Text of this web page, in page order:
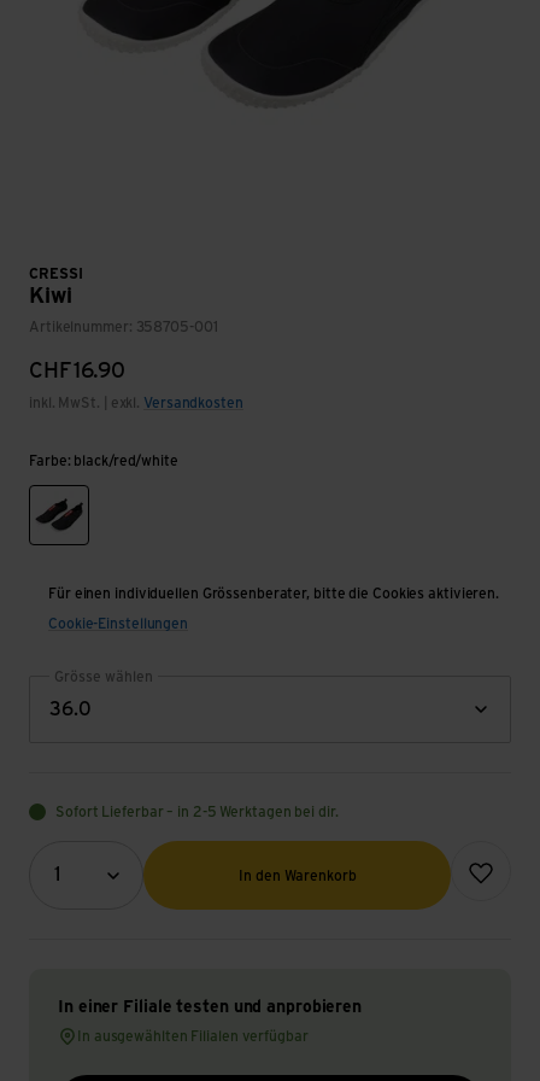
CRESSI
Kiwi
Artikelnummer: 358705-001
CHF16.90
inkl. MwSt. | exkl. Versandkosten
Farbe: black/red/white
black/red/white
Für einen individuellen Grössenberater, bitte die Cookies aktivieren.
Cookie-Einstellungen
36.0
Grösse wählen
Sofort Lieferbar – in 2-5 Werktagen bei dir.
1
Menge (Optional)
In den Warenkorb
Zur
In einer Filiale testen und anprobieren
In ausgewählten Filialen verfügbar